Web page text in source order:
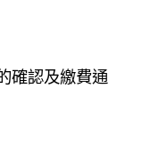
確認及繳費通